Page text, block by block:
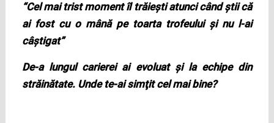
“Cel mai trist moment îl trăieşti atunci când ştii că
ai fost cu o mână pe toarta trofeului şi nu l-ai
câştigat”
De-a lungul carierei ai evoluat şi la echipe din
străinătate. Unde te-ai simţit cel mai bine?